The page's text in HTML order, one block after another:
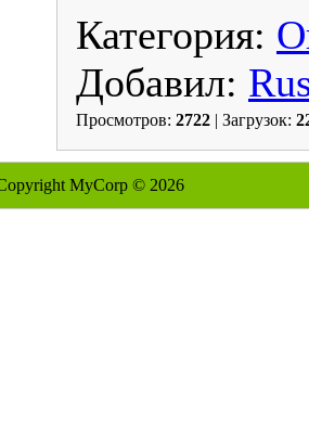
Категория:
Добавил:
Просмотров: 2722 | Загрузок:
MyCorp © 2026